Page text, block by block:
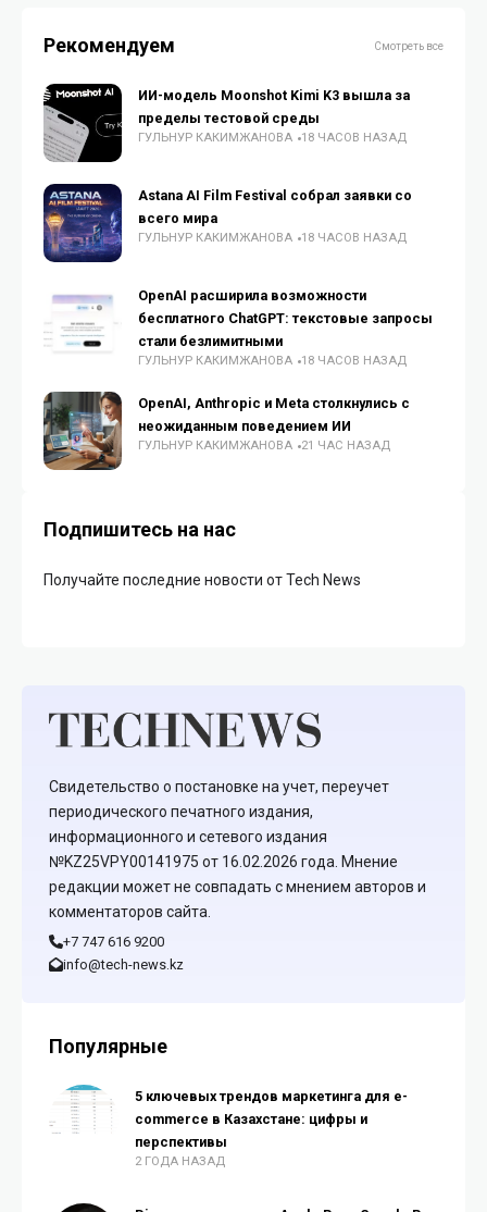
Рекомендуем Смотреть все
ИИ-модель Moonshot Kimi K3 вышла за
пределы тестовой среды
ГУЛЬНУР КАКИМЖАНОВА 18 ЧАСОВ НАЗАД
Astana AI Film Festival собрал заявки со
всего мира
ГУЛЬНУР КАКИМЖАНОВА 18 ЧАСОВ НАЗАД
OpenAI расширила возможности
бесплатного ChatGPT: текстовые запросы
стали безлимитными
ГУЛЬНУР КАКИМЖАНОВА 18 ЧАСОВ НАЗАД
OpenAI, Anthropic и Meta столкнулись с
неожиданным поведением ИИ
ГУЛЬНУР КАКИМЖАНОВА 21 ЧАС НАЗАД
Подпишитесь на нас
Получайте последние новости от Tech News
Свидетельство о постановке на учет, переучет
периодического печатного издания,
информационного и сетевого издания
№KZ25VPY00141975 от 16.02.2026 года. Мнение
редакции может не совпадать с мнением авторов и
комментаторов сайта.
+7 747 616 9200
info@tech-news.kz
Популярные
5 ключевых трендов маркетинга для e-
commerce в Казахстане: цифры и
перспективы
2 ГОДА НАЗАД